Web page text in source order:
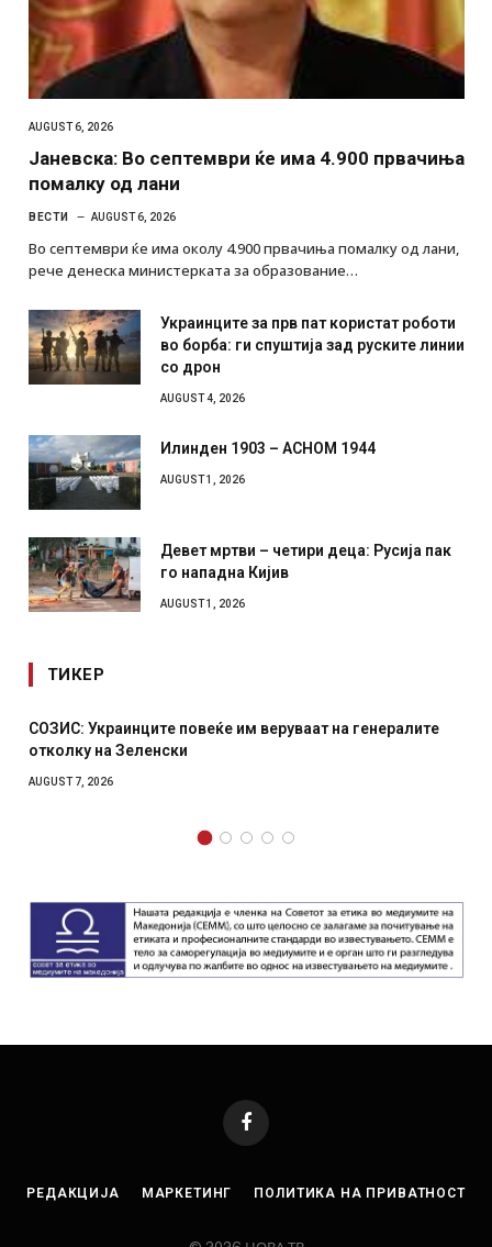
AUGUST 6, 2026
Јаневска: Во септември ќе има 4.900 првачиња
помалку од лани
ВЕСТИ AUGUST 6, 2026
Во септември ќе има околу 4.900 првачиња помалку од лани,
рече денеска министерката за образование…
Украинците за прв пат користат роботи
во борба: ги спуштија зад руските линии
со дрон
AUGUST 4, 2026
Илинден 1903 – АСНОМ 1944
AUGUST 1, 2026
Девет мртви – четири деца: Русија пак
го нападна Кијив
AUGUST 1, 2026
ТИКЕР
СОЗИС: Украинците повеќе им веруваат на генералите
отколку на Зеленски
AUGUST 7, 2026
Facebook
РЕДАКЦИЈА МАРКЕТИНГ ПОЛИТИКА НА ПРИВАТНОСТ